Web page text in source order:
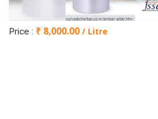
Price : ₹ 8,000.00 / Litre